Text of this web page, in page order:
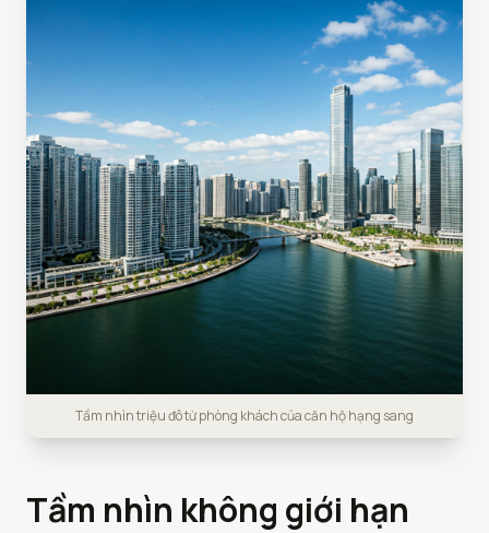
Tầm nhìn triệu đô từ phòng khách của căn hộ hạng sang
Tầm nhìn không giới hạn